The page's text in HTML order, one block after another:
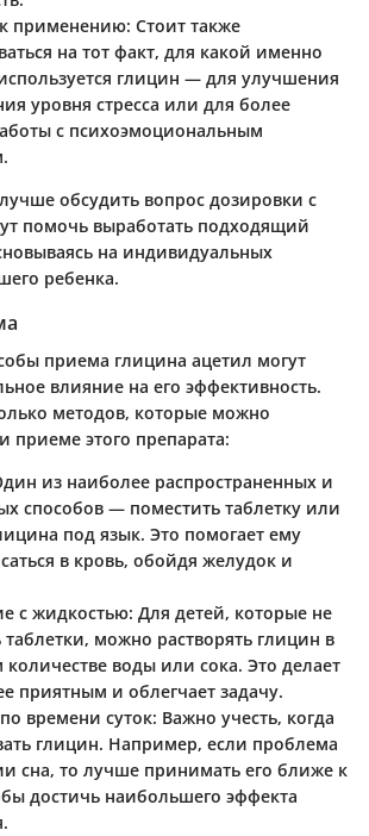
применению: Стоит также
на тот факт, для какой именно
глицин — для улучшения
уровня стресса или для более
с психоэмоциональным
обсудить вопрос дозировки с
помочь выработать подходящий
на индивидуальных
ребенка.
приема глицина ацетил могут
влияние на его эффективность.
методов, которые можно
приеме этого препарата:
из наиболее распространенных и
способов — поместить таблетку или
под язык. Это помогает ему
в кровь, обойдя желудок и
с жидкостью: Для детей, которые не
можно растворять глицин в
воды или сока. Это делает
приятным и облегчает задачу.
времени суток: Важно учесть, когда
глицин. Например, если проблема
сна, то лучше принимать его ближе к
достичь наибольшего эффекта